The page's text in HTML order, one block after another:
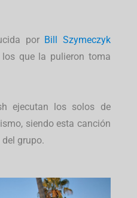
por Bill Szymeczyk
que la pulieron toma
ejecutan los solos de
siendo esta canción
grupo.